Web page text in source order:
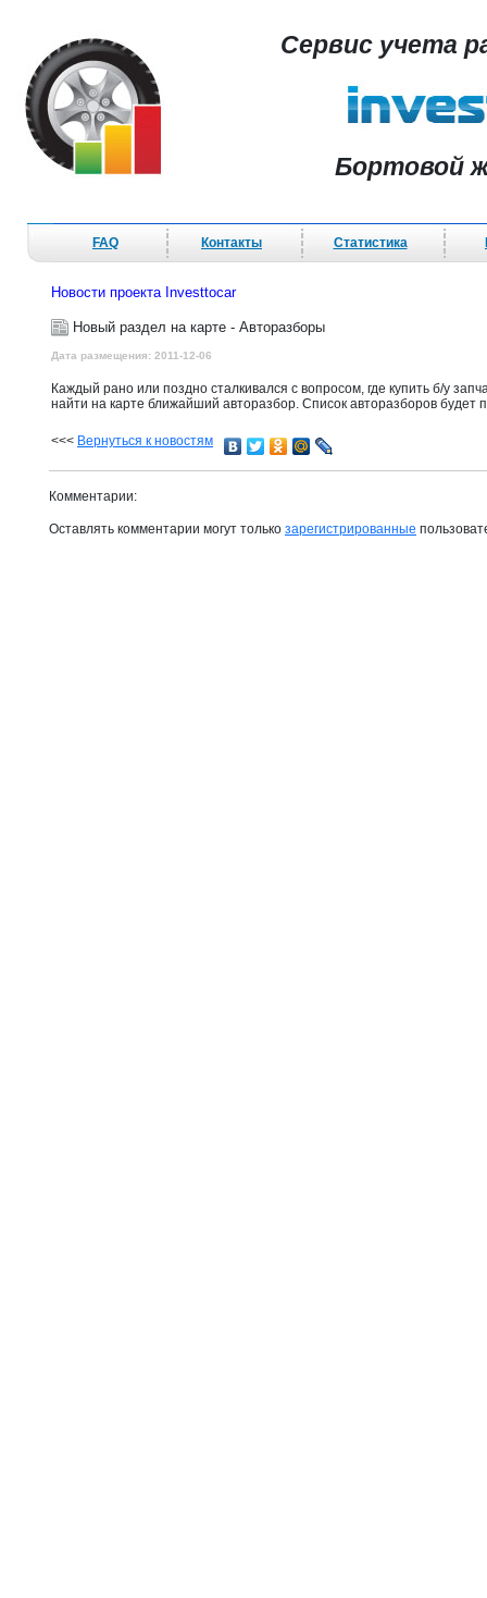
Сервис учета
Бортовой
FAQ Контакты Статистика
Новости проекта Investtocar
Новый раздел на карте - Авторазборы
Дата размещения: 2011-12-06
Каждый рано или поздно сталкивался с вопросом, где купить б/у
найти на карте ближайший авторазбор. Список авторазборов будет
<<< Вернуться к новостям
Комментарии:
Оставлять комментарии могут только зарегистрированные